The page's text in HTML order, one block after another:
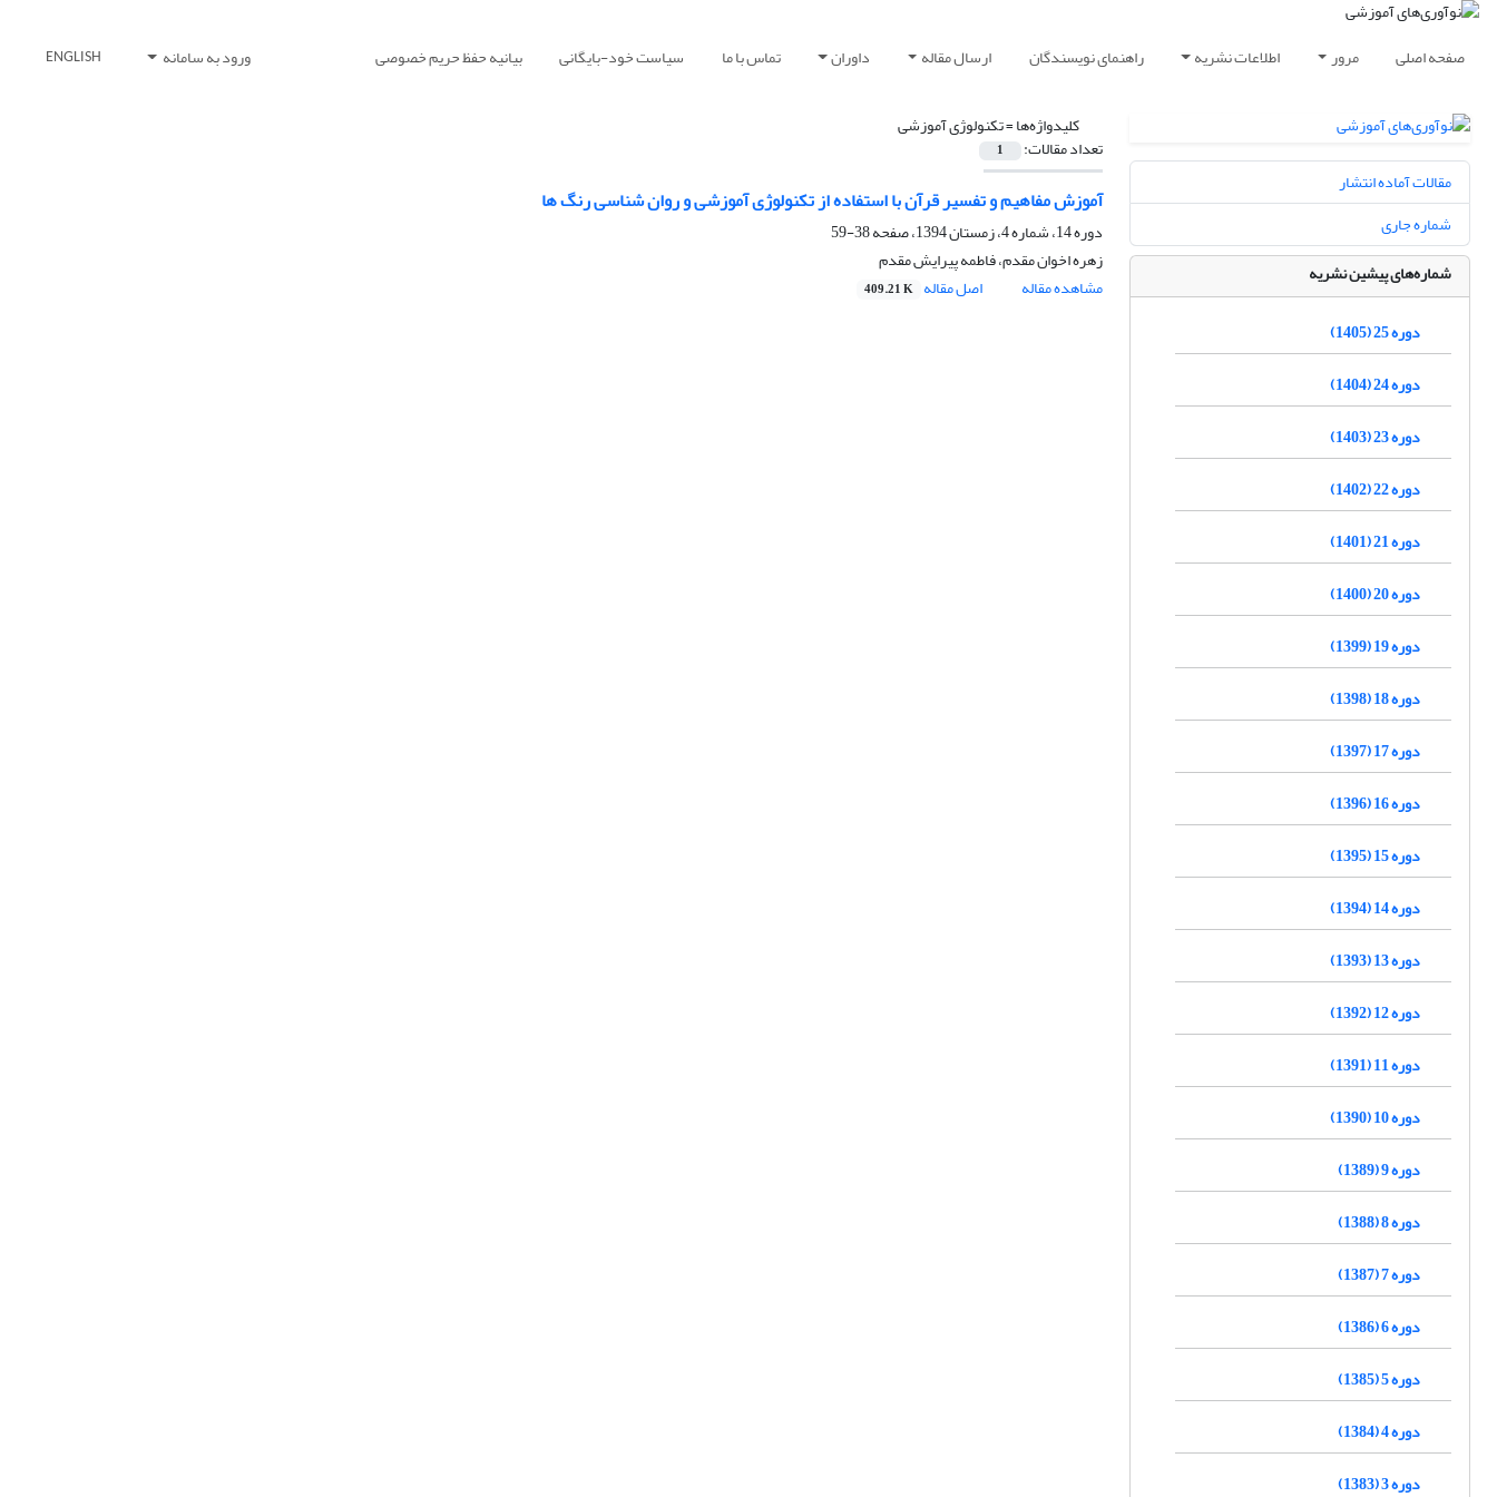
صفحه اصلی مرور اطلاعات نشریه راهنمای نویسندگان ارسال مقاله داوران تماس با ما سیاست خود-بایگانی بیانیه حفظ حریم خصوصی ورود به سامانه ENGLISH
کلیدواژه‌ها =تکنولوژی آموزشی
تعداد مقالات: 1
آموزش مفاهیم و تفسیر قرآن با استفاده از تکنولوژی آموزشی و روان شناسی رنگ ها
دوره 14، شماره 4، زمستان 1394، صفحه
38-59
زهره اخوان مقدم، فاطمه پیرایش مقدم
مشاهده مقاله
اصل مقاله 409.21 K
مقالات آماده انتشار
شماره جاری
شماره‌های پیشین نشریه
دوره 25 (1405)
دوره 24 (1404)
دوره 23 (1403)
دوره 22 (1402)
دوره 21 (1401)
دوره 20 (1400)
دوره 19 (1399)
دوره 18 (1398)
دوره 17 (1397)
دوره 16 (1396)
دوره 15 (1395)
دوره 14 (1394)
دوره 13 (1393)
دوره 12 (1392)
دوره 11 (1391)
دوره 10 (1390)
دوره 9 (1389)
دوره 8 (1388)
دوره 7 (1387)
دوره 6 (1386)
دوره 5 (1385)
دوره 4 (1384)
دوره 3 (1383)